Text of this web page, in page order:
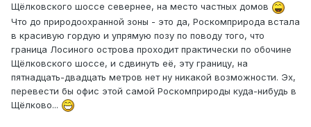
Щёлковского шоссе севернее, на место частных домов
Что до природоохранной зоны - это да, Роскомприрода встала
в красивую гордую и упрямую позу по поводу того, что
граница Лосиного острова проходит практически по обочине
Щёлковского шоссе, и сдвинуть её, эту границу, на
пятнадцать-двадцать метров нет ну никакой возможности. Эх,
перевести бы офис этой самой Роскомприроды куда-нибудь в
Щёлково...